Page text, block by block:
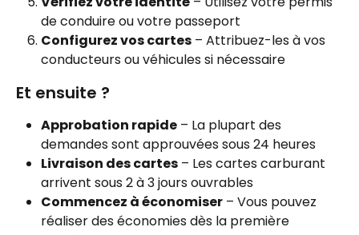
de conduire ou votre passeport
Configurez vos cartes – Attribuez-les à vos
conducteurs ou véhicules si nécessaire
Et ensuite ?
Approbation rapide – La plupart des
demandes sont approuvées sous 24 heures
Livraison des cartes – Les cartes carburant
arrivent sous 2 à 3 jours ouvrables
Commencez à économiser – Vous pouvez
réaliser des économies dès la première